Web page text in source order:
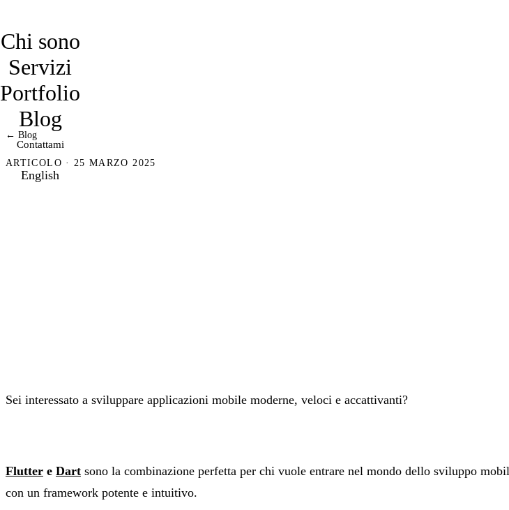
Chi sono
Servizi
Portfolio
Blog
Contattami
English
← Blog
ARTICOLO · 25 MARZO 2025
Sei interessato a sviluppare applicazioni mobile moderne, veloci e accattivanti?
Flutter e Dart sono la combinazione perfetta per chi vuole entrare nel mondo dello sviluppo
con un framework potente e intuitivo.